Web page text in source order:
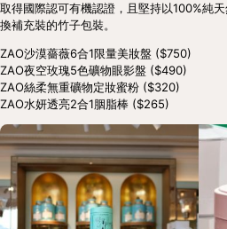
取得國際認可有機認證，且堅持以100%純
換補充裝的竹子包裝。
ZAO沙漠薔薇6合1限量美妝盤 ($750)
ZAO夜空玫瑰5色礦物眼影盤 ($490)
ZAO絲柔無重礦物定妝蜜粉 ($320)
ZAO水妍透亮2合1胭脂棒 ($265)